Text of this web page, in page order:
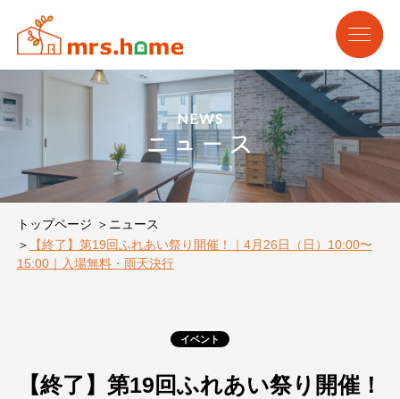
NEWS
ニュース
トップページ
ニュース
【終了】第19回ふれあい祭り開催！｜4月26日（日）10:00〜
15:00｜入場無料・雨天決行
イベント
【終了】第19回ふれあい祭り開催！